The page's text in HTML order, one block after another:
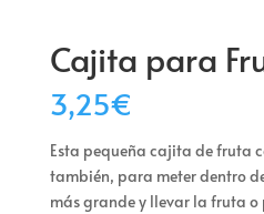
Cajita para
3,25€
Esta pequeña cajita de fruta
también, para meter dentro
más grande y llevar la fruta o